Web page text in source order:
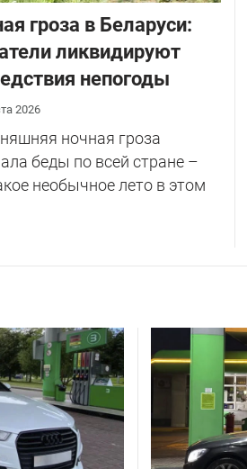
гроза в Беларуси:
ликвидируют
непогоды
2026
ночная гроза
беды по всей стране –
необычное лето в этом